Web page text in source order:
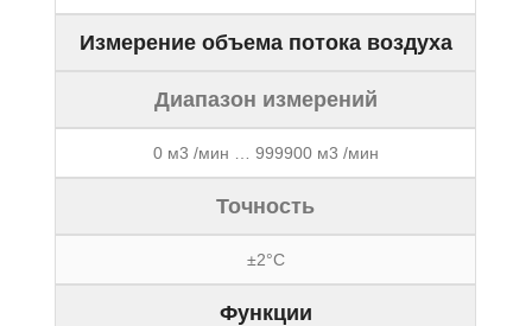
Измерение объема потока воздуха
Диапазон измерений
0 м3 /мин … 999900 м3 /мин
Точность
±2°С
Функции